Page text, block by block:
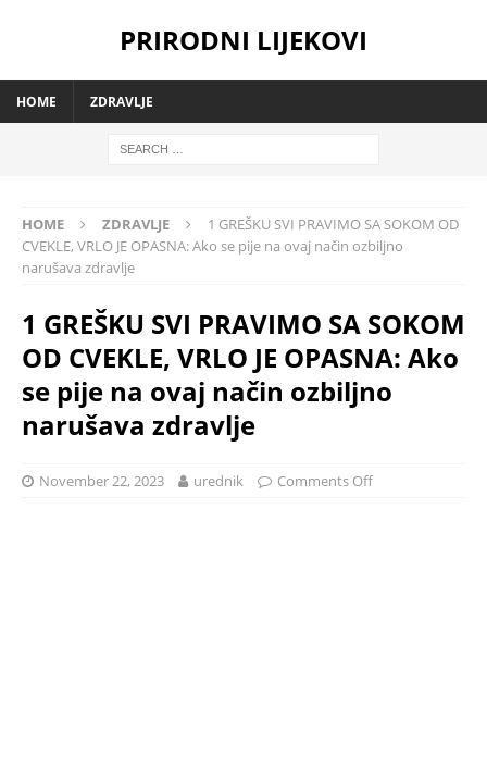
PRIRODNI LIJEKOVI
HOME ZDRAVLJE
HOME ZDRAVLJE
1 GREŠKU SVI PRAVIMO SA SOKOM OD
CVEKLE, VRLO JE OPASNA: Ako se pije na ovaj način ozbiljno
narušava zdravlje
1 GREŠKU SVI PRAVIMO SA SOKOM
OD CVEKLE, VRLO JE OPASNA: Ako
se pije na ovaj način ozbiljno
narušava zdravlje
November 22, 2023 urednik Comments Off